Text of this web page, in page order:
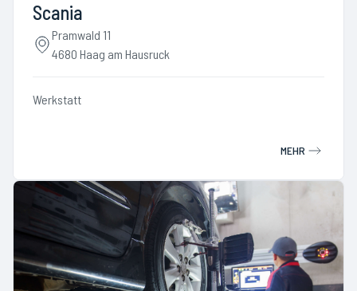
Scania
Pramwald 11
4680 Haag am Hausruck
Werkstatt
MEHR